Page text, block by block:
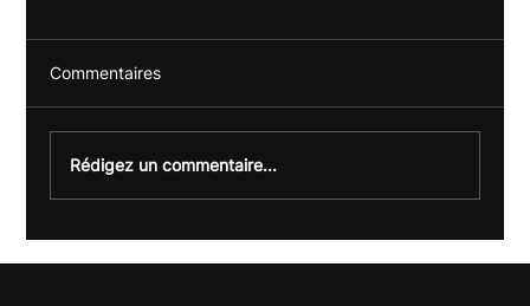
Commentaires
Rédigez un commentaire...